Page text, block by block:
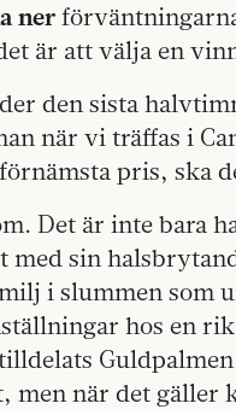
ner
är att välja en
den sista
när vi träffas i
pris, ska
Det är inte bara
med sin
i slummen som
hos en
när det gäller